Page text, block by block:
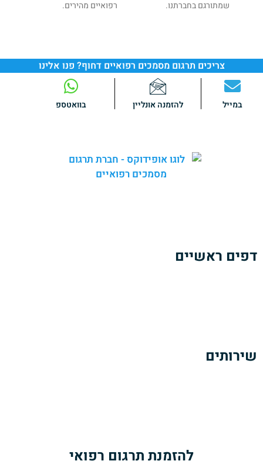
שמתורגם בחברתנו.
רפואיים מהירים.
צריכים תרגום מסמכים רפואיים דחוף? פנו אלינו
במייל להזמנה אונליין בוואטספ
דפים ראשיים
שירותים
להזמנת תרגום רפואי